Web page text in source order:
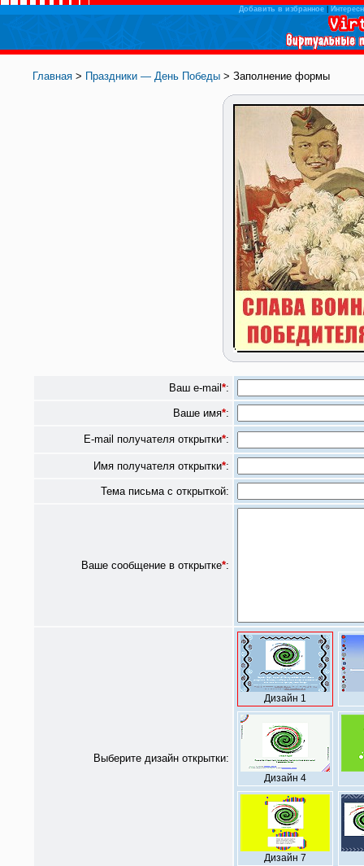
Добавить в избранное|
Главная > Праздники — День Победы > Заполнение формы
Ваш e-mail *:
Ваше имя*:
E-mail получателя открытки*:
Имя получателя открытки*:
Тема письма с открыткой:
Ваше сообщение в открытке*:
Выберите дизайн открытки:
Дизайн 1
Дизайн 4
Дизайн 7